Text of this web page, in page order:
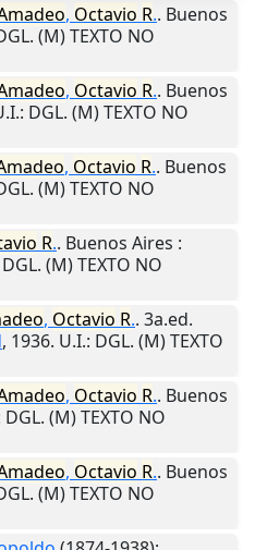
, Octavio R.. Buenos
(M) TEXTO NO
, Octavio R.. Buenos
: DGL. (M) TEXTO NO
, Octavio R.. Buenos
(M) TEXTO NO
R.. Buenos Aires :
(M) TEXTO NO
, Octavio R.. 3a.ed.
, 1936. U.I.: DGL. (M) TEXTO
, Octavio R.. Buenos
DGL. (M) TEXTO NO
, Octavio R.. Buenos
(M) TEXTO NO